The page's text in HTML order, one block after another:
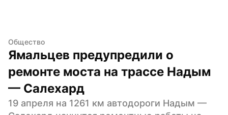
Общество
Ямальцев предупредили о
ремонте моста на трассе Надым
— Салехард
19 апреля на 1261 км автодороги Надым —